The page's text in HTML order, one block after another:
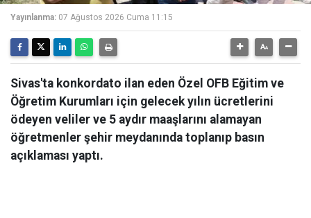
Yayınlanma: 07 Ağustos 2026 Cuma 11:15
Sivas'ta konkordato ilan eden Özel OFB Eğitim ve
Öğretim Kurumları için gelecek yılın ücretlerini
ödeyen veliler ve 5 aydır maaşlarını alamayan
öğretmenler şehir meydanında toplanıp basın
açıklaması yaptı.